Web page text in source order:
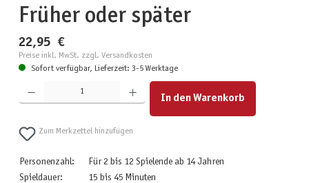
Früher oder später
22,95 €
Preise inkl. MwSt. zzgl. Versandkosten
Sofort verfügbar, Lieferzeit: 3-5 Werktage
Produkt Anzahl: Gib den gewünschten Wert ein oder benutze die Schaltflächen um die Anzahl zu
In den Warenkorb
Zum Merkzettel hinzufügen
Personenzahl:
Für 2 bis 12 Spielende ab 14 Jahren
Spieldauer:
15 bis 45 Minuten